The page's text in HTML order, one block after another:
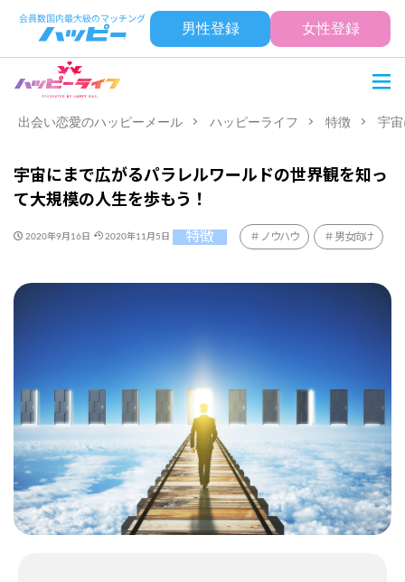
男性登録 女性登録
出会い恋愛のハッピーメール ハッピーライフ 特徴 宇
宇宙にまで広がるパラレルワールドの世界観を知っ
て大規模の人生を歩もう！
2020年9月16日 2020年11月5日 特徴 ノウハウ 男女向け